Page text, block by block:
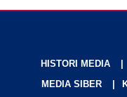
HISTORI MEDIA
MEDIA SIBER